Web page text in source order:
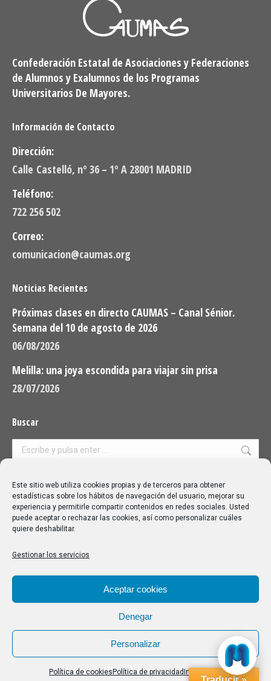
Este sitio web utiliza cookies propias y de terceros para obtener
estadísticas sobre los hábitos de navegación del usuario, mejorar su
experiencia y permitirle compartir contenidos en redes sociales. Usted
puede aceptar o rechazar las cookies, así como personalizar cuáles
quiere deshabilitar.
Gestionar los servicios
Aceptar cookies
Denegar
Personalizar
Política de cookies Política de privacidad Impressum
Confederación Estatal de Asociaciones y Federaciones
de Alumnos y Exalumnos de los Programas
Universitarios De Mayores.
Información de Contacto
Dirección:
Calle Castelló, nº 36 – 1º A 28001 MADRID
Teléfono:
722 256 502
Correo:
comunicacion@caumas.org
Noticias Recientes
Próximas clases en directo CAUMAS – Canal Sénior.
Semana del 10 de agosto de 2026
06/08/2026
Melilla: una joya escondida para viajar sin prisa
28/07/2026
Buscar
Buscar:
Aviso Legal|Política de privacidad|Política de cookies